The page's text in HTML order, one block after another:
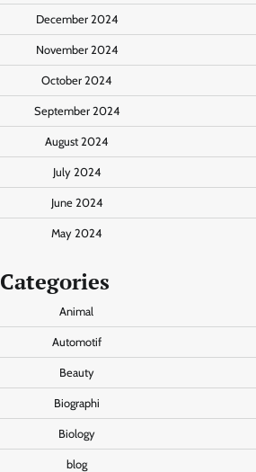
December 2024
November 2024
October 2024
September 2024
August 2024
July 2024
June 2024
May 2024
Categories
Animal
Automotif
Beauty
Biographi
Biology
blog